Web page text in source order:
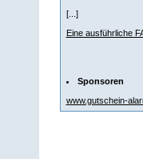
[...]
Eine ausführliche
Sponsoren
www.gutschein-